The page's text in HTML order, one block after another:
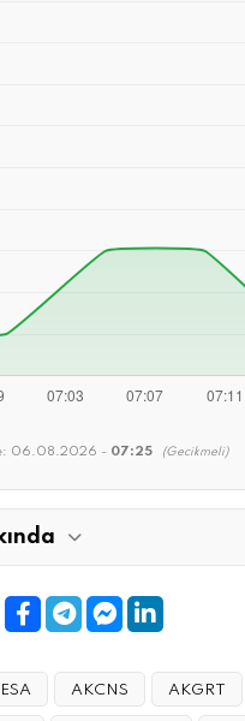
06.08.2026 - 07:25 (Gecikmeli)
AKCNS AKGRT